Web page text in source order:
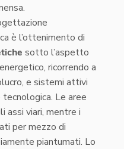
è l’ottenimento di
sotto l’aspetto
ricorrendo a
e sistemi attivi
Le aree
viari, mentre i
per mezzo di
piantumati. Lo